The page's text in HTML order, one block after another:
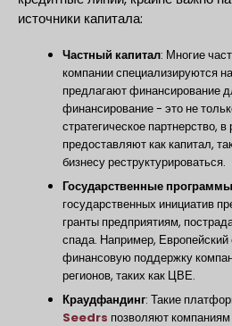
источники капитала:
Частный капитал: Многие
компании специализируются
предлагают финансирование
финансирование - это не
стратегическое партнерство,
предоставляют как капитал,
бизнесу реструктурироваться.
Государственные программы
государственных инициатив
гранты предприятиям,
спада. Например, Европейский
финансовую поддержку
регионов, таких как ЦВЕ.
Краудфандинг: Такие
Seedrs позволяют